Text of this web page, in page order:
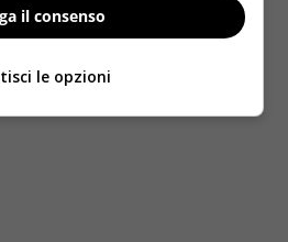
aver ricevuto una pioggia di
per trarre le giuste conclusioni
il consenso
le opzioni